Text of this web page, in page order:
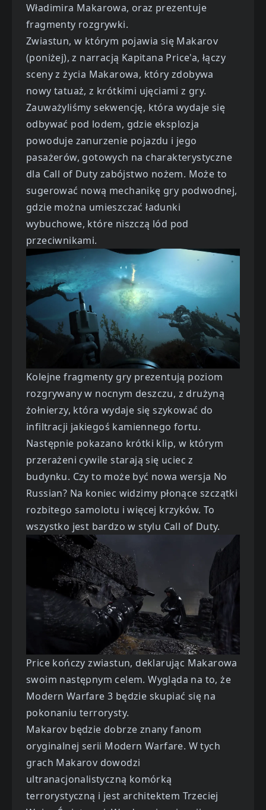
Władimira Makarowa, oraz prezentuje
fragmenty rozgrywki.
Zwiastun, w którym pojawia się Makarov
(poniżej), z narracją Kapitana Price'a, łączy
sceny z życia Makarowa, który zdobywa
nowy tatuaż, z krótkimi ujęciami z gry.
Zauważyliśmy sekwencję, która wydaje się
odbywać pod lodem, gdzie eksplozja
powoduje zanurzenie pojazdu i jego
pasażerów, gotowych na charakterystyczne
dla Call of Duty zabójstwo nożem. Może to
sugerować nową mechanikę gry podwodnej,
gdzie można umieszczać ładunki
wybuchowe, które niszczą lód pod
przeciwnikami.
Kolejne fragmenty gry prezentują poziom
rozgrywany w nocnym deszczu, z drużyną
żołnierzy, która wydaje się szykować do
infiltracji jakiegoś kamiennego fortu.
Następnie pokazano krótki klip, w którym
przerażeni cywile starają się uciec z
budynku. Czy to może być nowa wersja No
Russian? Na koniec widzimy płonące szczątki
rozbitego samolotu i więcej krzyków. To
wszystko jest bardzo w stylu Call of Duty.
Price kończy zwiastun, deklarując Makarowa
swoim następnym celem. Wygląda na to, że
Modern Warfare 3 będzie skupiać się na
pokonaniu terrorysty.
Makarov będzie dobrze znany fanom
oryginalnej serii Modern Warfare. W tych
grach Makarov dowodzi
ultranacjonalistyczną komórką
terrorystyczną i jest architektem Trzeciej